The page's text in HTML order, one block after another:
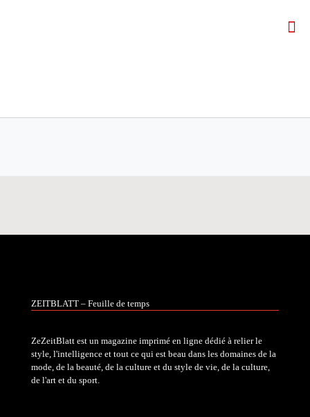
ZEITBLATT – Feuille de temps
ZeZeitBlatt est un magazine imprimé en ligne dédié à relier le
style, l'intelligence et tout ce qui est beau dans les domaines de la
mode, de la beauté, de la culture et du style de vie, de la culture,
de l'art et du sport.